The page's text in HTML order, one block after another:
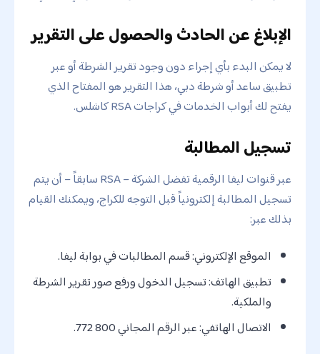
الإبلاغ عن الحادث والحصول على التقرير
لا يمكن البدء بأي إجراء دون وجود تقرير الشرطة أو عبر
تطبيق ساعد أو شرطة دبي، هذا التقرير هو المفتاح الذي
يفتح لك أبواب الخدمات في كراجات RSA كاشلس.
تسجيل المطالبة
عبر قنوات ليفا الرقمية تفضل الشركة – RSA سابقاً – أن يتم
تسجيل المطالبة إلكترونياً قبل التوجه للكراج، ويمكنك القيام
بذلك عبر:
الموقع الإلكتروني: قسم المطالبات في بوابة ليفا.
تطبيق الهاتف: تسجيل الدخول ورفع صور تقرير الشرطة
والملكية.
الاتصال الهاتفي: عبر الرقم المجاني 800 772.